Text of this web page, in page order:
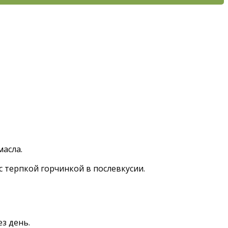
горчинкой в послевкусии.
день.